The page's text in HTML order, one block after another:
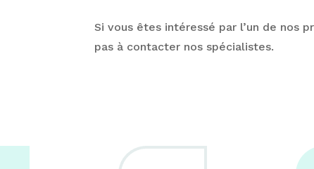
Si vous êtes intéressé par l’un de nos
pas à contacter nos spécialistes.